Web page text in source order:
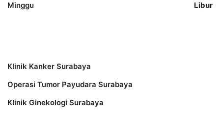
Minggu Libur
Klinik Kanker Surabaya
Operasi Tumor Payudara Surabaya
Klinik Ginekologi Surabaya